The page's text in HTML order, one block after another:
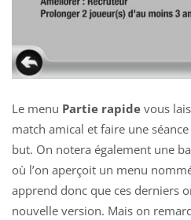
Le menu Partie rapide vous
match amical et faire une
but. On notera également une
où l’on aperçoit un menu
apprend donc que ces derniers
nouvelle version. Mais on